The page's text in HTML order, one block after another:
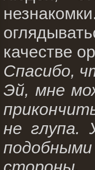
качестве
Спасибо,
Эй, мне
не глупа.